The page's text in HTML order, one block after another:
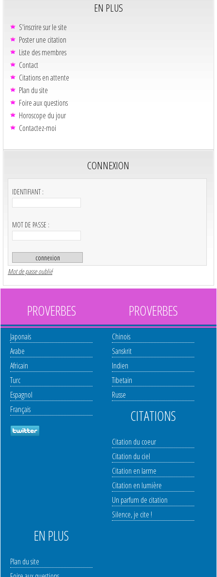
EN PLUS
S'inscrire sur le site
Poster une citation
Liste des membres
Contact
Citations en attente
Plan du site
Foire aux questions
Horoscope du jour
Contactez-moi
CONNEXION
IDENTIFIANT :
MOT DE PASSE :
Mot de passe oublié
PROVERBES
Japonais
Arabe
Africain
Turc
Espagnol
Français
PROVERBES
Chinois
Sanskrit
Indien
Tibetain
Russe
CITATIONS
Citation du coeur
Citation du ciel
Citation en larme
Citation en lumière
Un parfum de citation
Silence, je cite !
EN PLUS
Plan du site